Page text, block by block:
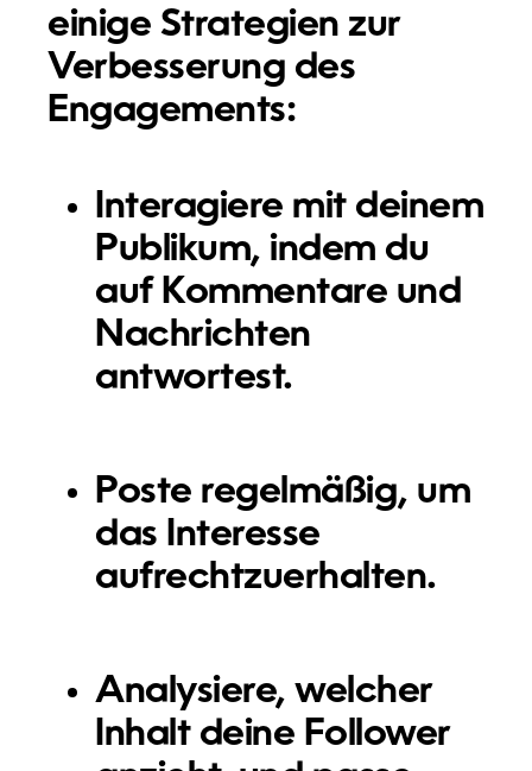
einige Strategien zur
Verbesserung des
Engagements:
Interagiere mit deinem
Publikum, indem du
auf Kommentare und
Nachrichten
antwortest.
Poste regelmäßig, um
das Interesse
aufrechtzuerhalten.
Analysiere, welcher
Inhalt deine Follower